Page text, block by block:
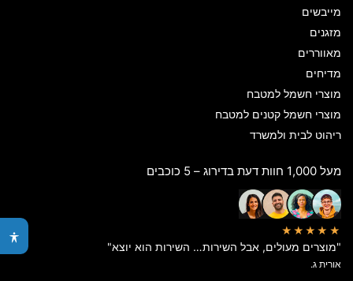
מייבשים
מזגנים
מאווררים
מדיחים
מוצרי חשמל למטבח
מוצרי חשמל קטנים למטבח
ריהוט לבית ולמשרד
מעל 1,000 חוות דעת בדירוג – 5 כוכבים
★★★★★
"מוצרים מעולים, אבל השירות… השירות הוא יוצא"
אורית ג.